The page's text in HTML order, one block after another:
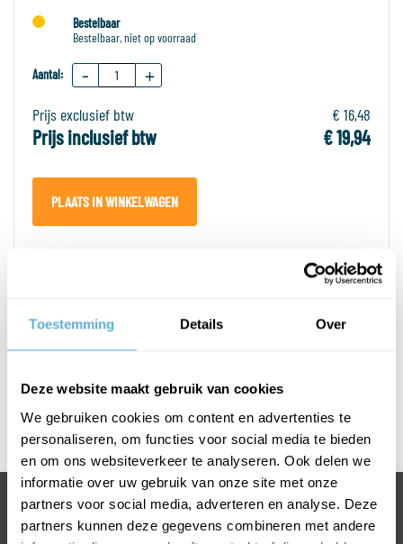
Toestemming Details Over
Deze website maakt gebruik van cookies
We gebruiken cookies om content en advertenties te
personaliseren, om functies voor social media te bieden
en om ons websiteverkeer te analyseren. Ook delen we
informatie over uw gebruik van onze site met onze
partners voor social media, adverteren en analyse. Deze
partners kunnen deze gegevens combineren met andere
Bestelbaar
Bestelbaar, niet op voorraad
Aantal: - +
Prijs exclusief btw € 16,48
Prijs inclusief btw € 19,94
PLAATS IN WINKELWAGEN
Rvs geborsteld
BEL 0318 763 900